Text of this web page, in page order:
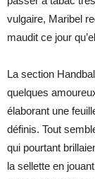
vulgaire, Maribel
maudit ce jour
La section
quelques
élaborant une
définis. Tout
qui pourtant
la sellette en